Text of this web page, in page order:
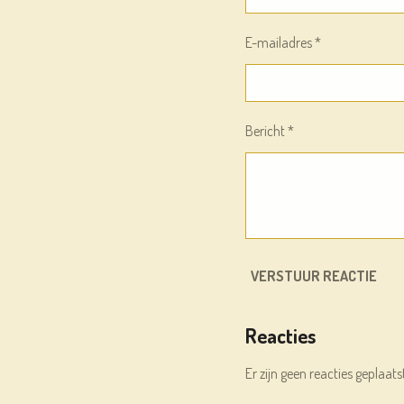
E-mailadres *
Bericht *
VERSTUUR REACTIE
Reacties
Er zijn geen reacties